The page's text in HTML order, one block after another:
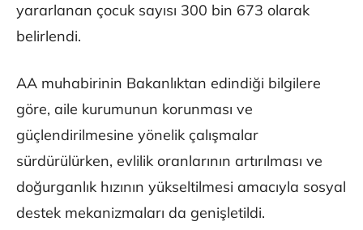
yararlanan çocuk sayısı 300 bin 673 olarak
belirlendi.
AA muhabirinin Bakanlıktan edindiği bilgilere
göre, aile kurumunun korunması ve
güçlendirilmesine yönelik çalışmalar
sürdürülürken, evlilik oranlarının artırılması ve
doğurganlık hızının yükseltilmesi amacıyla sosyal
destek mekanizmaları da genişletildi.